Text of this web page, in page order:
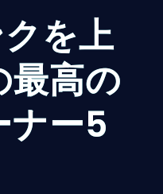
を上
最高の
ナー5